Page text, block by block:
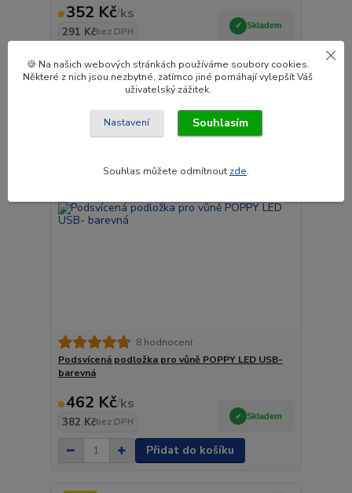
352 Kč/ks
291 Kčbez DPH
Skladem
Přidat do košíku
Novinka
8 hodnocení
Podsvícená podložka pro vůně POPPY LED USB-
barevná
462 Kč/ks
382 Kčbez DPH
Skladem
Přidat do košíku
🍪 Na našich webových stránkách používáme soubory cookies.
Některé z nich jsou nezbytné, zatímco jiné pomáhají vylepšít Váš
uživatelský zážitek.
Nastavení Souhlasím
Souhlas můžete odmítnout zde.